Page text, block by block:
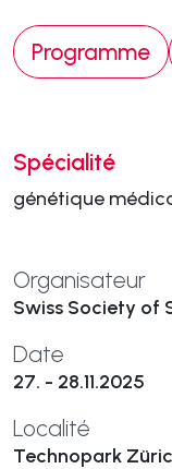
Programme
Spécialité
génétique
Organisateur
Swiss Society of
Date
27. - 28.11.2025
Localité
Technopark